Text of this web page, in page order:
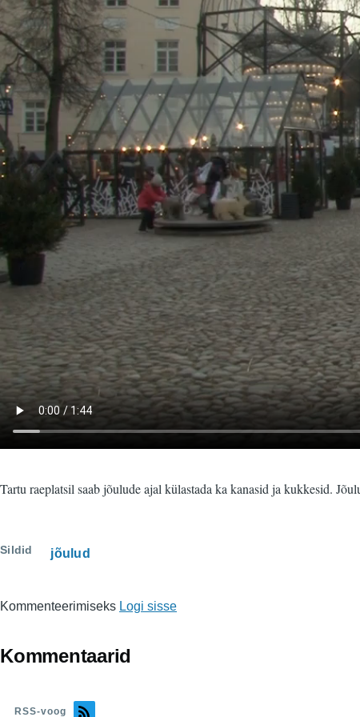
Tartu raeplatsil saab jõulude ajal külastada ka kanasid ja kukkesid.
Sildid jõulud
Kommenteerimiseks Logi sisse
Kommentaarid
RSS-voog